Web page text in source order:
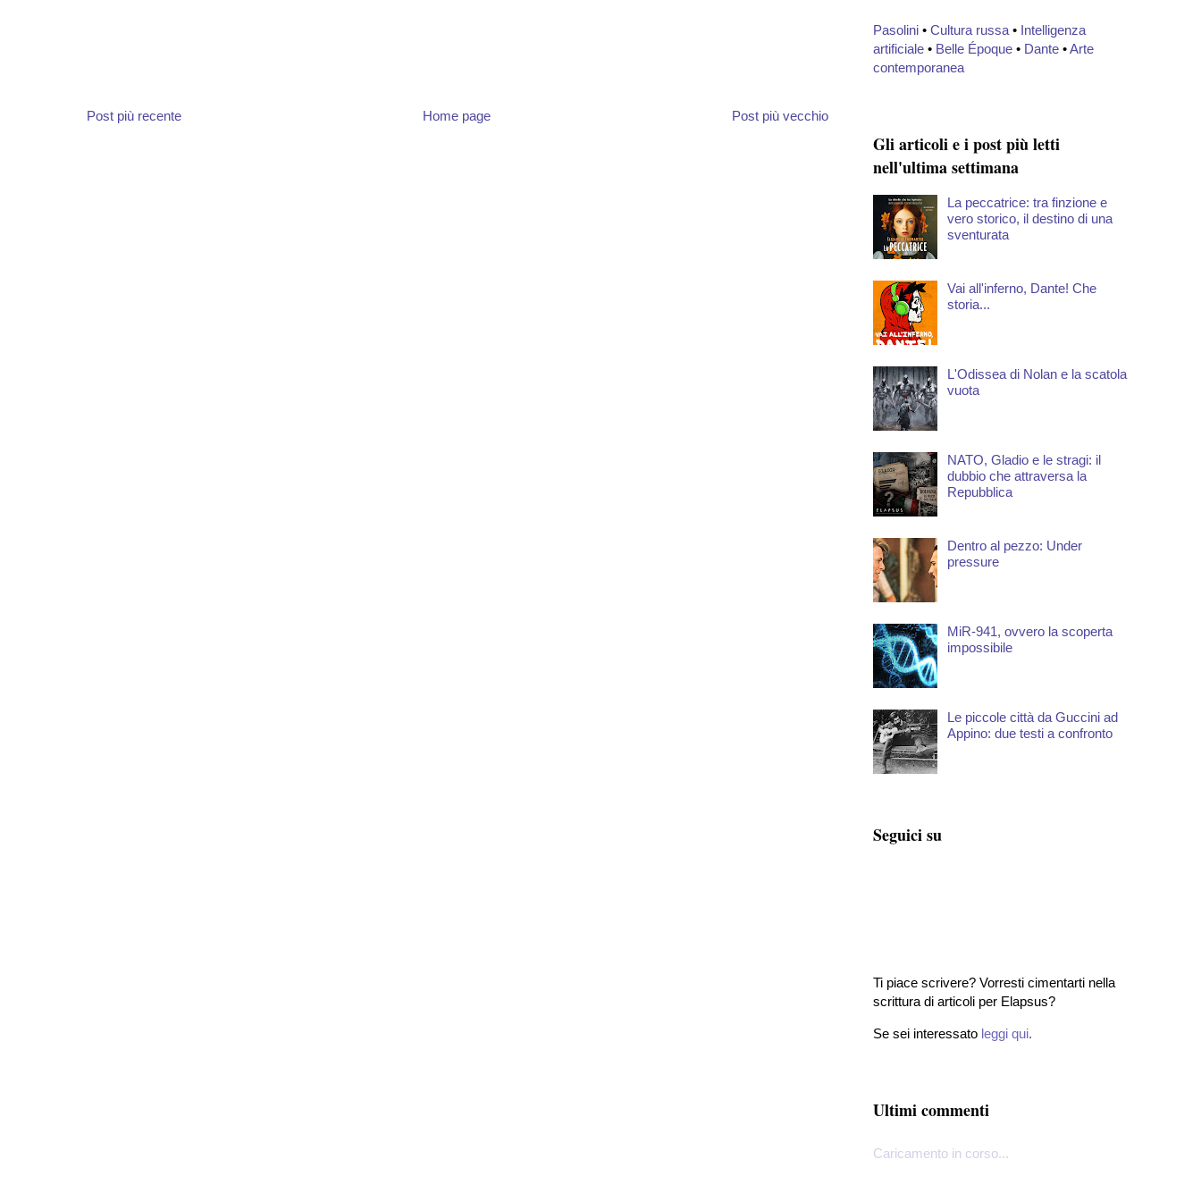
Post più recente Post più vecchio
Home page
Pasolini • Cultura russa • Intelligenza
artificiale • Belle Époque • Dante •Arte
contemporanea
Gli articoli e i post più letti
nell'ultima settimana
La peccatrice: tra finzione e
vero storico, il destino di una
sventurata
Vai all'inferno, Dante! Che
storia...
L'Odissea di Nolan e la scatola
vuota
NATO, Gladio e le stragi: il
dubbio che attraversa la
Repubblica
Dentro al pezzo: Under
pressure
MiR-941, ovvero la scoperta
impossibile
Le piccole città da Guccini ad
Appino: due testi a confronto
Seguici su
Ti piace scrivere? Vorresti cimentarti nella
scrittura di articoli per Elapsus?
Se sei interessato leggi qui.
Ultimi commenti
Caricamento in corso...